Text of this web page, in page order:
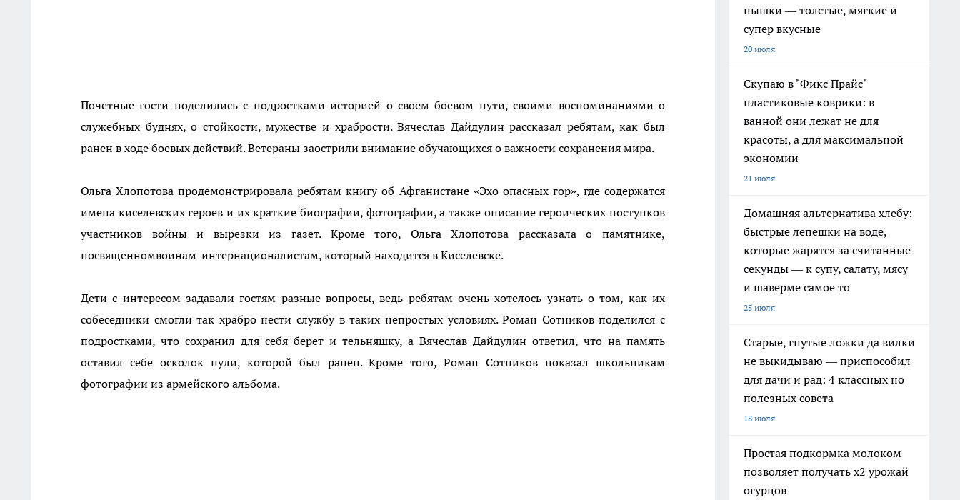
Почетные гости поделились с подростками историей о своем боевом пути, своими воспоминаниями о
служебных буднях, о стойкости, мужестве и храбрости. Вячеслав Дайдулин рассказал ребятам, как был
ранен в ходе боевых действий. Ветераны заострили внимание обучающихся о важности сохранения мира.
Ольга Хлопотова продемонстрировала ребятам книгу об Афганистане «Эхо опасных гор», где содержатся
имена киселевских героев и их краткие биографии, фотографии, а также описание героических поступков
участников войны и вырезки из газет. Кроме того, Ольга Хлопотова рассказала о памятнике,
посвященномвоинам-интернационалистам, который находится в Киселевске.
Дети с интересом задавали гостям разные вопросы, ведь ребятам очень хотелось узнать о том, как их
собеседники смогли так храбро нести службу в таких непростых условиях. Роман Сотников поделился с
подростками, что сохранил для себя берет и тельняшку, а Вячеслав Дайдулин ответил, что на память
оставил себе осколок пули, которой был ранен. Кроме того, Роман Сотников показал школьникам
фотографии из армейского альбома.
пышки — толстые, мягкие и
супер вкусные
20 июля
Скупаю в "Фикс Прайс"
пластиковые коврики: в
ванной они лежат не для
красоты, а для максимальной
экономии
21 июля
Домашняя альтернатива хлебу:
быстрые лепешки на воде,
которые жарятся за считанные
секунды — к супу, салату, мясу
и шаверме самое то
25 июля
Старые, гнутые ложки да вилки
не выкидываю — приспособил
для дачи и рад: 4 классных но
полезных совета
18 июля
Простая подкормка молоком
позволяет получать х2 урожай
огурцов